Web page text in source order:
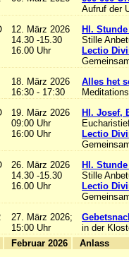
Aufruf der
12. März 2026
14.30 -15.30
16.00 Uhr
Hl.
Stille
Lectio
18. März 2026
16:30 - 17:30
Alles het
19. März 2026
09:00 Uhr
16:00 Uhr
Hl. Josef,
Lectio
26. März 2026
14.30 -15.30
16.00 Uhr
Hl.
Stille
Lectio
27. März 2026;
15:00 Uhr
in der
Februar 2026